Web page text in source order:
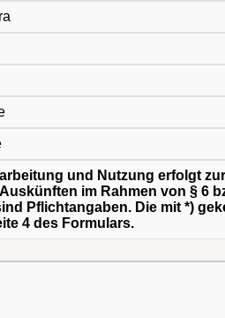
und Nutzung erfolgt
im Rahmen von § 6
Pflichtangaben. Die mit *)
4 des Formulars.